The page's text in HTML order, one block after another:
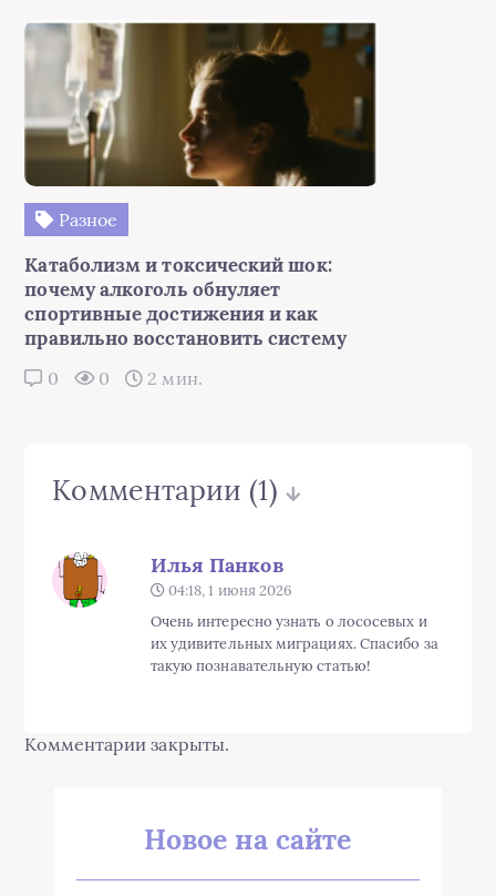
Разное
Катаболизм и токсический шок:
почему алкоголь обнуляет
спортивные достижения и как
правильно восстановить систему
0 0 2 мин.
Комментарии (1)
Илья Панков
04:18, 1 июня 2026
Очень интересно узнать о лососевых и
их удивительных миграциях. Спасибо за
такую познавательную статью!
Комментарии закрыты.
Новое на сайте